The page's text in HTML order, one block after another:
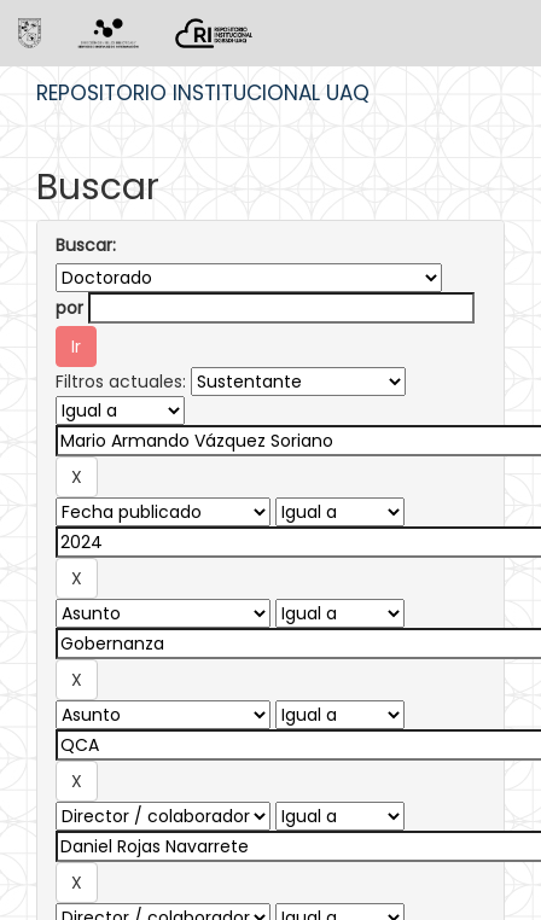
REPOSITORIO INSTITUCIONAL UAQ
Buscar
Buscar:
por
Filtros actuales: